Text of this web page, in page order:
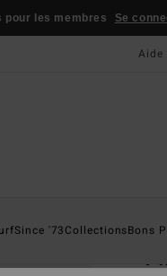
les membres Se
Aide
Since '73CollectionsBons